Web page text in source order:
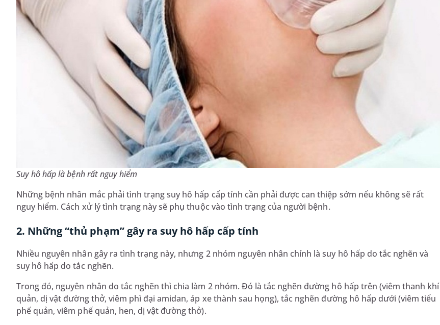
Suy hô hấp là bệnh rất nguy hiểm
Những bệnh nhân mắc phải tình trạng suy hô hấp cấp tính cần phải được can thiệp sớm nếu không sẽ rất
nguy hiểm. Cách xử lý tình trạng này sẽ phụ thuộc vào tình trạng của người bệnh.
2. Những “thủ phạm” gây ra suy hô hấp cấp tính
Nhiều nguyên nhân gây ra tình trạng này, nhưng 2 nhóm nguyên nhân chính là suy hô hấp do tắc nghẽn và
suy hô hấp do tắc nghẽn.
Trong đó, nguyên nhân do tắc nghẽn thì chia làm 2 nhóm. Đó là tắc nghẽn đường hô hấp trên (viêm thanh khí
quản, dị vật đường thở, viêm phì đại amidan, áp xe thành sau họng), tắc nghẽn đường hô hấp dưới (viêm tiểu
phế quản, viêm phế quản, hen, dị vật đường thở).